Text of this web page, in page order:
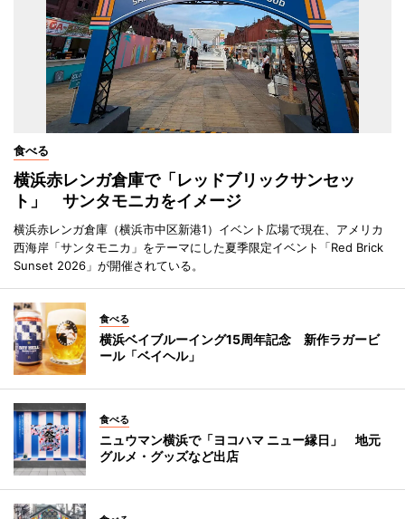
食べる
横浜赤レンガ倉庫で「レッドブリックサンセッ
ト」 サンタモニカをイメージ
横浜赤レンガ倉庫（横浜市中区新港1）イベント広場で現在、アメリカ
西海岸「サンタモニカ」をテーマにした夏季限定イベント「Red Brick
Sunset 2026」が開催されている。
食べる
横浜ベイブルーイング15周年記念 新作ラガービ
ール「ベイヘル」
食べる
ニュウマン横浜で「ヨコハマ ニュー縁日」 地元
グルメ・グッズなど出店